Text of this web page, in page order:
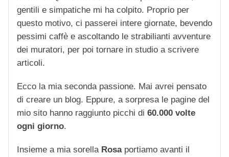
gentili e simpatiche mi ha colpito. Proprio per
questo motivo, ci passerei intere giornate, bevendo
pessimi caffè e ascoltando le strabilianti avventure
dei muratori, per poi tornare in studio a scrivere
articoli.
Ecco la mia seconda passione. Mai avrei pensato
di creare un blog. Eppure, a sorpresa le pagine del
mio sito hanno raggiunto picchi di 60.000 volte
ogni giorno.
Insieme a mia sorella Rosaportiamo avanti il